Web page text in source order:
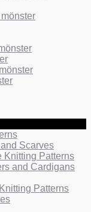
Scarves
Knitting Patterns
and Cardigans
Patterns